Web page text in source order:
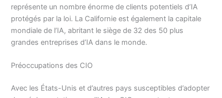
représente un nombre énorme de clients potentiels d’IA
protégés par la loi. La Californie est également la capitale
mondiale de l’IA, abritant le siège de 32 des 50 plus
grandes entreprises d’IA dans le monde.
Préoccupations des CIO
Avec les États-Unis et d’autres pays susceptibles d’adopter